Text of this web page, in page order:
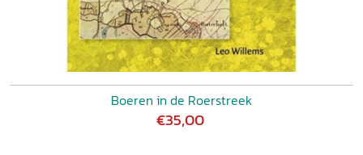
Boeren in de Roerstreek
€35,00